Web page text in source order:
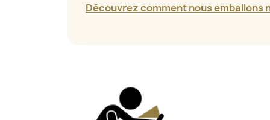
Découvrez comment nous emballons